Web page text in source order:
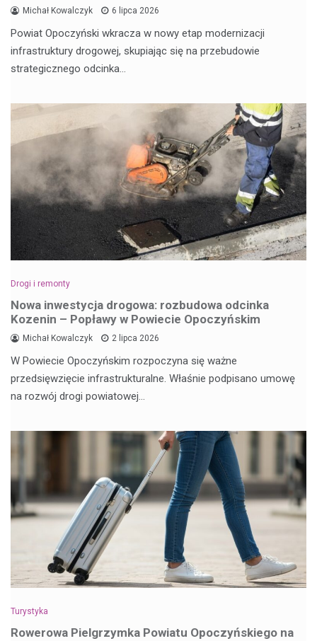
Michał Kowalczyk 6 lipca 2026
Powiat Opoczyński wkracza w nowy etap modernizacji
infrastruktury drogowej, skupiając się na przebudowie
strategicznego odcinka…
Drogi i remonty
Nowa inwestycja drogowa: rozbudowa odcinka
Kozenin – Popławy w Powiecie Opoczyńskim
Michał Kowalczyk 2 lipca 2026
W Powiecie Opoczyńskim rozpoczyna się ważne
przedsięwzięcie infrastrukturalne. Właśnie podpisano umowę
na rozwój drogi powiatowej…
Turystyka
Rowerowa Pielgrzymka Powiatu Opoczyńskiego na